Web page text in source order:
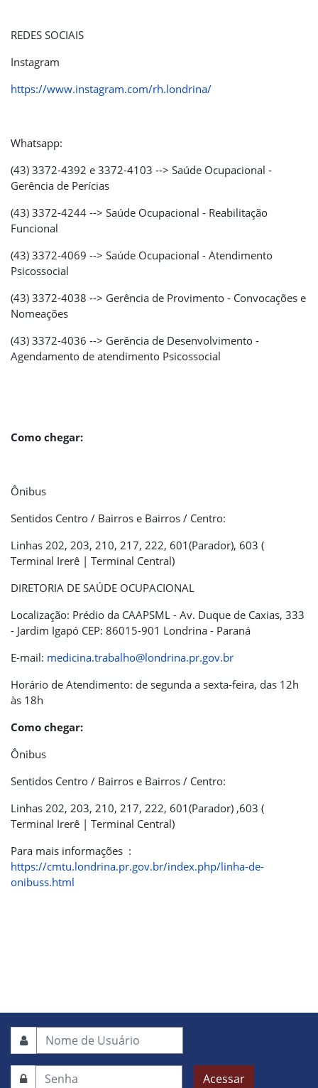
REDES SOCIAIS
Instagram
https://www.instagram.com/rh.londrina/
Whatsapp:
(43) 3372-4392 e 3372-4103 --> Saúde Ocupacional -
Gerência de Perícias
(43) 3372-4244 --> Saúde Ocupacional - Reabilitação
Funcional
(43) 3372-4069 --> Saúde Ocupacional - Atendimento
Psicossocial
(43) 3372-4038 --> Gerência de Provimento - Convocações e
Nomeações
(43) 3372-4036 --> Gerência de Desenvolvimento -
Agendamento de atendimento Psicossocial
Como chegar:
Ônibus
Sentidos Centro / Bairros e Bairros / Centro:
Linhas 202, 203, 210, 217, 222, 601(Parador), 603 (
Terminal Irerê | Terminal Central)
DIRETORIA DE SAÚDE OCUPACIONAL
Localização: Prédio da CAAPSML - Av. Duque de Caxias, 333
- Jardim Igapó CEP: 86015-901 Londrina - Paraná
E-mail: medicina.trabalho@londrina.pr.gov.br
Horário de Atendimento: de segunda a sexta-feira, das 12h
às 18h
Como chegar:
Ônibus
Sentidos Centro / Bairros e Bairros / Centro:
Linhas 202, 203, 210, 217, 222, 601(Parador) ,603 (
Terminal Irerê | Terminal Central)
Para mais informações :
https://cmtu.londrina.pr.gov.br/index.php/linha-de-
onibuss.html
Acessar